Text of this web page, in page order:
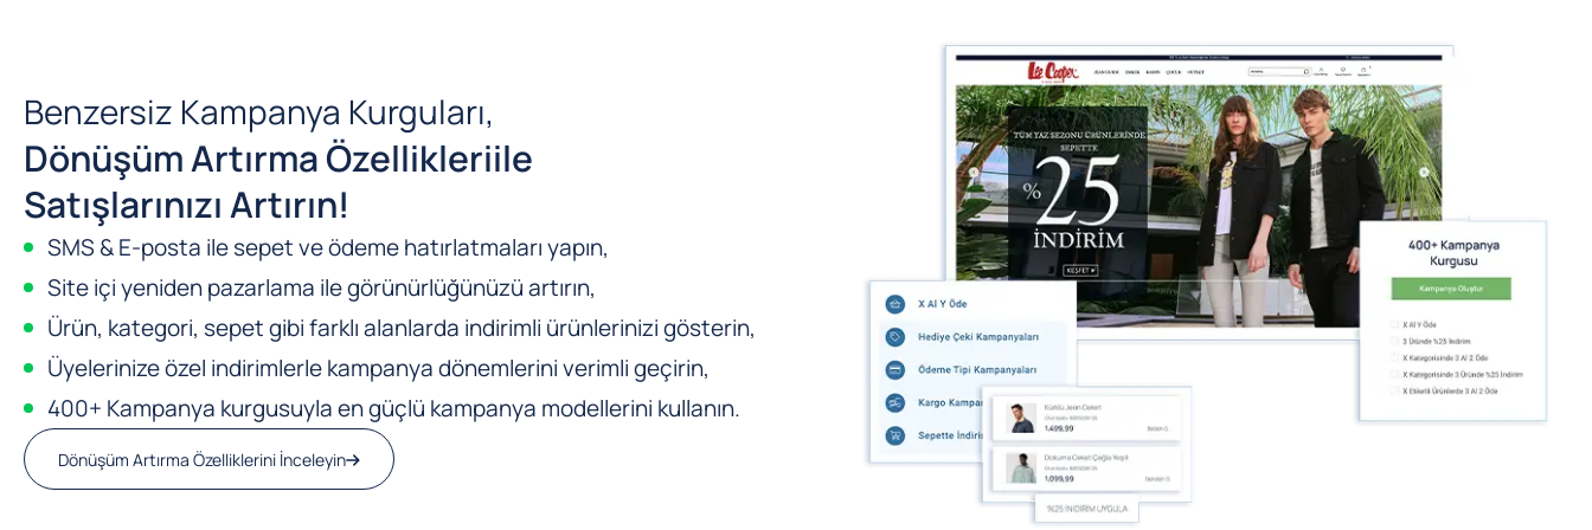
Benzersiz Kampanya Kurguları,
Dönüşüm Artırma Özellikleriile
Satışlarınızı Artırın!
SMS & E-posta ile sepet ve ödeme hatırlatmaları yapın,
Site içi yeniden pazarlama ile görünürlüğünüzü artırın,
Ürün, kategori, sepet gibi farklı alanlarda indirimli ürünlerinizi gösterin,
Üyelerinize özel indirimlerle kampanya dönemlerini verimli geçirin,
400+ Kampanya kurgusuyla en güçlü kampanya modellerini kullanın.
Dönüşüm Artırma Özelliklerini İnceleyin